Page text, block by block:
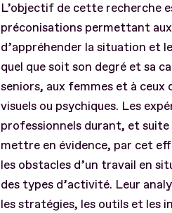
L’objectif de cette recherche
préconisations permettant
d’appréhender la situation et
quel que soit son degré et sa
seniors, aux femmes et à
visuels ou psychiques. Les
professionnels durant, et
mettre en évidence, par cet
les obstacles d’un travail en
des types d’activité. Leur
les stratégies, les outils et les